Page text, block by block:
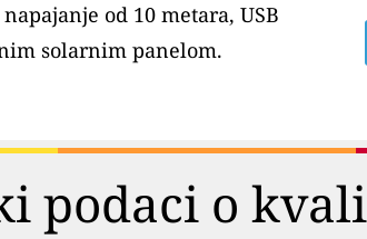
od 10 metara, USB
solarnim panelom.
podaci o